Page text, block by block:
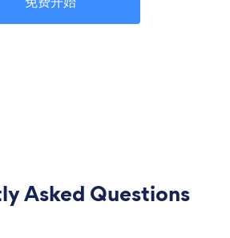
Asked Questions